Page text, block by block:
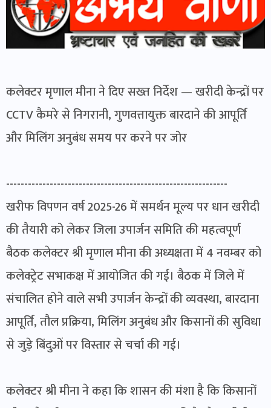
कलेक्टर मृणाल मीना ने दिए सख्त निर्देश — खरीदी केन्द्रों पर
CCTV कैमरे से निगरानी, गुणवत्तायुक्त बारदाने की आपूर्ति
और मिलिंग अनुबंध समय पर करने पर जोर
-------------------------------------------------------------
खरीफ विपणन वर्ष 2025-26 में समर्थन मूल्य पर धान खरीदी
की तैयारी को लेकर जिला उपार्जन समिति की महत्वपूर्ण
बैठक कलेक्टर श्री मृणाल मीना की अध्यक्षता में 4 नवम्बर को
कलेक्ट्रेट सभाकक्ष में आयोजित की गई। बैठक में जिले में
संचालित होने वाले सभी उपार्जन केन्द्रों की व्यवस्था, बारदाना
आपूर्ति, तौल प्रक्रिया, मिलिंग अनुबंध और किसानों की सुविधा
से जुड़े बिंदुओं पर विस्तार से चर्चा की गई।
कलेक्टर श्री मीना ने कहा कि शासन की मंशा है कि किसानों